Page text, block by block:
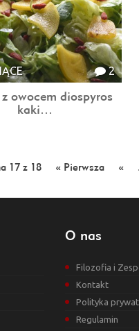
2
z owocem diospyros
kaki…
17 z 18 « Pierwsza «
O nas
Filozofia i
Kontakt
Polityka
Regulamin